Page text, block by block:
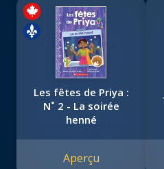
Les fêtes de Priya :
N˚ 2 - La soirée
henné
Aperçu